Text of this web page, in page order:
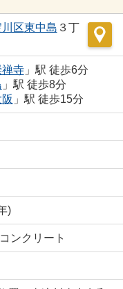
区東中島 ３丁
禅寺」駅 徒歩6分
」駅 徒歩8分
」駅 徒歩15分
)
ンクリート